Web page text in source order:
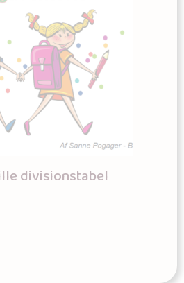
divisionstabel